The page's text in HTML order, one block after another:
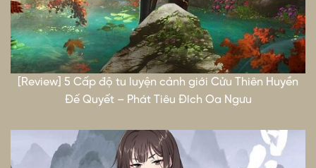
[Review] 5 Cấp độ tu luyện cảnh giới Cửu Thiên Huyền
Đế Quyết – Phát Tiêu Đích Oa Ngưu